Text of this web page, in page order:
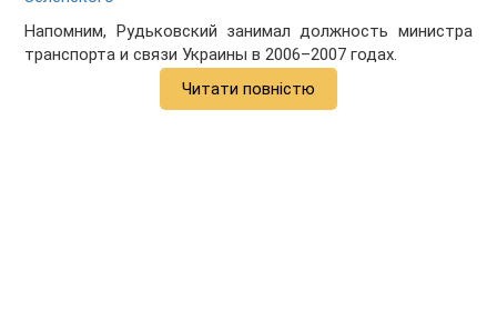
Напомним, Рудьковский занимал должность министра
транспорта и связи Украины в 2006–2007 годах.
Читати повністю